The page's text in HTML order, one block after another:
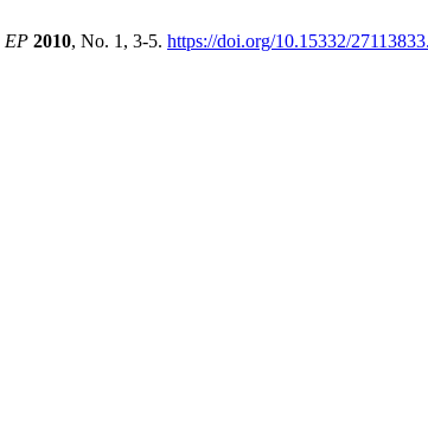
EP 2010, No. 1, 3-5. https://doi.org/10.15332/